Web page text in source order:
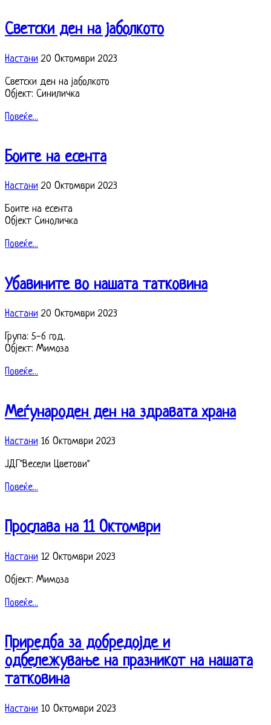
Светски ден на јаболкото
Настани 20 Октомври 2023
Светски ден на јаболкото
Објект: Синиличка
Повеќе...
Боите на есента
Настани 20 Октомври 2023
Боите на есента
Објект Синоличка
Повеќе...
Убавините во нашата татковина
Настани 20 Октомври 2023
Група: 5-6 год.
Објект: Мимоза
Повеќе...
Меѓународен ден на здравата храна
Настани 16 Октомври 2023
ЈДГ''Весели Цветови''
Повеќе...
Прослава на 11 Октомври
Настани 12 Октомври 2023
Објект: Мимоза
Повеќе...
Приредба за добредојде и
одбележување на празникот на нашата
татковина
Настани 10 Октомври 2023